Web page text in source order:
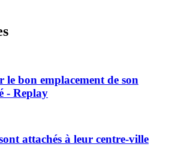
le bon emplacement de son
- Replay
attachés à leur centre-ville